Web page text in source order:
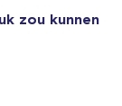
zou kunnen